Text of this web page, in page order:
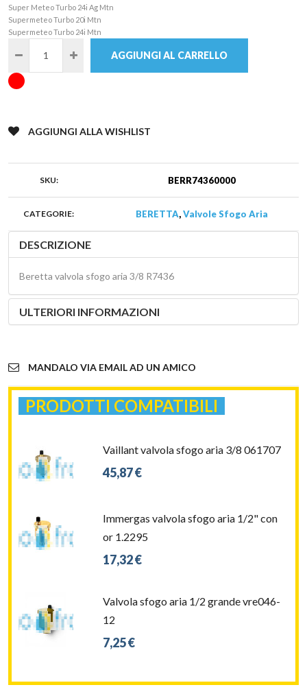
Super Meteo Turbo 24i Ag Mtn
Supermeteo Turbo 20i Mtn
Supermeteo Turbo 24i Mtn
AGGIUNGI AL CARRELLO
AGGIUNGI ALLA WISHLIST
SKU: BERR74360000
CATEGORIE: BERETTA, Valvole Sfogo Aria
DESCRIZIONE
Beretta valvola sfogo aria 3/8 R7436
ULTERIORI INFORMAZIONI
MANDALO VIA EMAIL AD UN AMICO
PRODOTTI COMPATIBILI
Vaillant valvola sfogo aria 3/8 061707
45,87 €
Immergas valvola sfogo aria 1/2" con
or 1.2295
17,32 €
Valvola sfogo aria 1/2 grande vre046-
12
7,25 €